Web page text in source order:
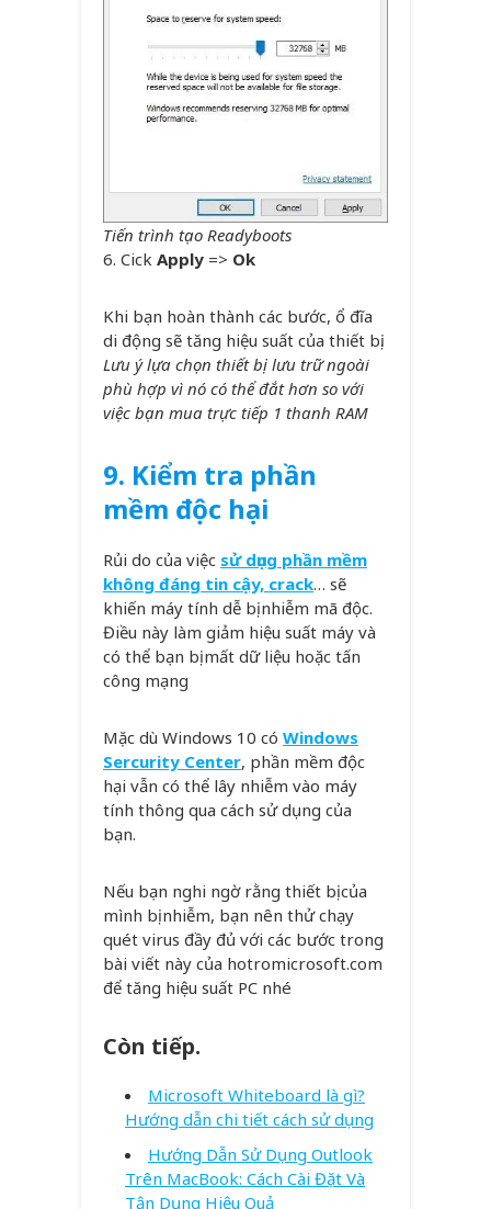
Tiến trình tạo Readyboots
6. Cick Apply => Ok
Khi bạn hoàn thành các bước, ổ đĩa
di động sẽ tăng hiệu suất của thiết bị.
Lưu ý lựa chọn thiết bị lưu trữ ngoài
phù hợp vì nó có thể đắt hơn so với
việc bạn mua trực tiếp 1 thanh RAM
9. Kiểm tra phần
mềm độc hại
Rủi do của việc sử dụng phần mềm
không đáng tin cậy, crack… sẽ
khiến máy tính dễ bị nhiễm mã độc.
Điều này làm giảm hiệu suất máy và
có thể bạn bị mất dữ liệu hoặc tấn
công mạng
Mặc dù Windows 10 có Windows
Sercurity Center, phần mềm độc
hại vẫn có thể lây nhiễm vào máy
tính thông qua cách sử dụng của
bạn.
Nếu bạn nghi ngờ rằng thiết bị của
mình bị nhiễm, bạn nên thử chạy
quét virus đầy đủ với các bước trong
bài viết này của hotromicrosoft.com
để tăng hiệu suất PC nhé
Còn tiếp.
Microsoft Whiteboard là gì?
Hướng dẫn chi tiết cách sử dụng
Hướng Dẫn Sử Dụng Outlook
Trên MacBook: Cách Cài Đặt Và
Tận Dụng Hiệu Quả